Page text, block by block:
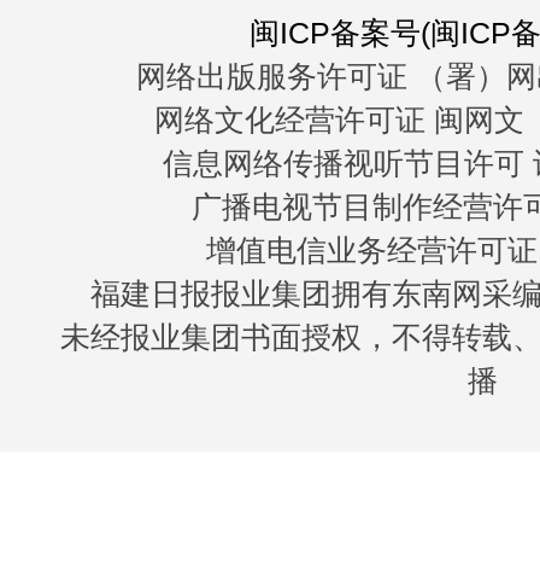
闽ICP备案号(闽ICP
网络出版服务许可证 （署）
网络文化经营许可证 闽网文
信息网络传播视听节目许可
广播电视节目制作经营许
增值电信业务经营许可
福建日报报业集团拥有东南网采
未经报业集团书面授权，不得转载
播